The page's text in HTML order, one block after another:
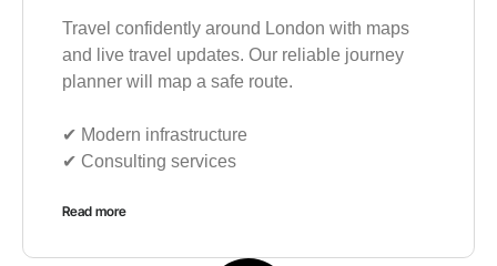
Travel confidently around London with maps
and live travel updates. Our reliable journey
planner will map a safe route.
✔︎ Modern infrastructure
✔︎ Consulting services
Read more